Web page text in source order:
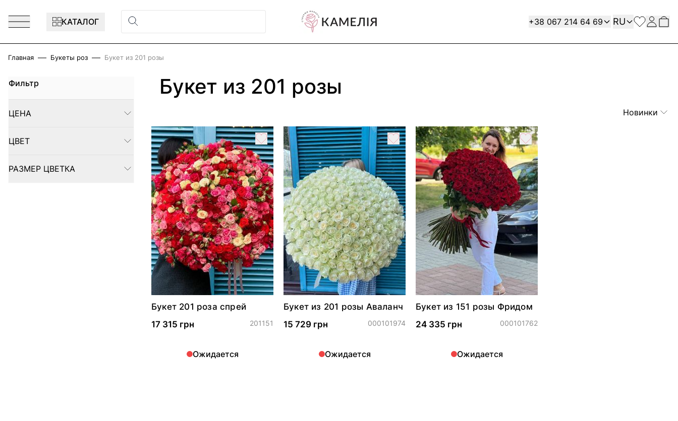
КАТАЛОГ
Contact
+38 067 214 64 69 Язык
RU
Главная Букеты роз Букет из 201 розы
Фильтр
ЦЕНА
FILTER
ЦВЕТ
FILTER
РАЗМЕР ЦВЕТКА
FILTER
Букет из 201 розы
Новинки
Букет 201 роза спрей
17 315 грн
201151
Ожидается
Букет из 201 розы Аваланч
15 729 грн
000101974
Ожидается
Букет из 151 розы Фридом
24 335 грн
000101762
Ожидается